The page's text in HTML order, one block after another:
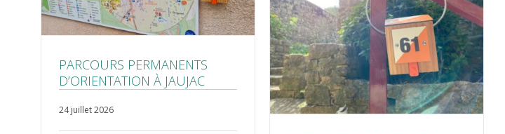
PARCOURS PERMANENTS
D’ORIENTATION À JAUJAC
24 juillet 2026